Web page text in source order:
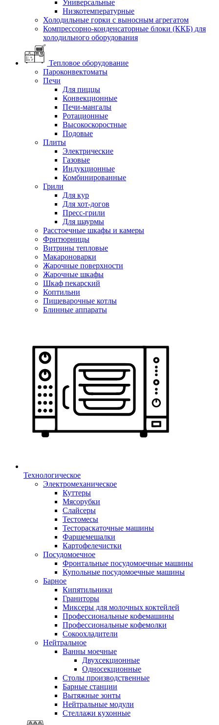
Универсальные
Низкотемпературные
Холодильные горки с выносным агрегатом
Компрессорно-конденсаторные блоки (ККБ) для
холодильного оборудования
Тепловое оборудование
Пароконвектоматы
Печи
Для пиццы
Конвекционные
Печи-мангалы
Ротационные
Высокоскоростные
Подовые
Плиты
Электрические
Газовые
Индукционные
Комбинированные
Грили
Для кур
Для хот-догов
Пресс-грили
Для шаурмы
Расстоечные шкафы и камеры
Фритюрницы
Витрины тепловые
Макароноварки
Жарочные поверхности
Жарочные шкафы
Шкаф пекарский
Коптильни
Пищеварочные котлы
Блинные аппараты
Технологическое
Электромеханическое
Куттеры
Мясорубки
Слайсеры
Тестомесы
Тестораскаточные машины
Фаршемешалки
Картофелечистки
Посудомоечное
Фронтальные посудомоечные машины
Купольные посудомоечные машины
Барное
Кипятильники
Граниторы
Миксеры для молочных коктейлей
Профессиональные кофемашины
Профессиональные кофемолки
Сокоохладители
Нейтральное
Ванны моечные
Двухсекционные
Односекционные
Столы производственные
Барные станции
Вытяжные зонты
Нейтральные модули
Стеллажи кухонные